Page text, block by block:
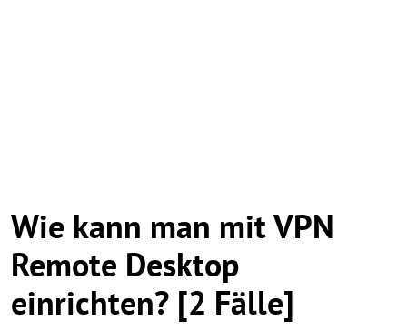
Wie kann man mit VPN
Remote Desktop
einrichten? [2 Fälle]